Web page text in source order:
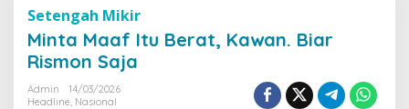
t
a
Setengah Mikir
Minta Maaf Itu Berat, Kawan. Biar
Rismon Saja
Admin
14/03/2026
Headline, Nasional